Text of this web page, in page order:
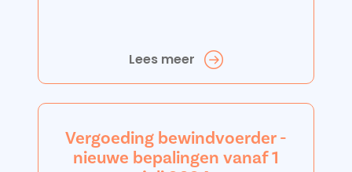
Lees meer
Vergoeding bewindvoerder -
nieuwe bepalingen vanaf 1